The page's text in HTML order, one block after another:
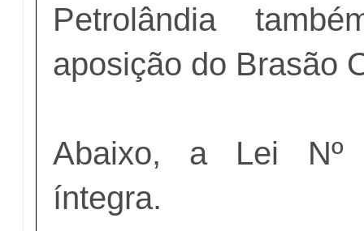
Petrolândia
aposição do Brasão
Abaixo, a Lei Nº
íntegra.